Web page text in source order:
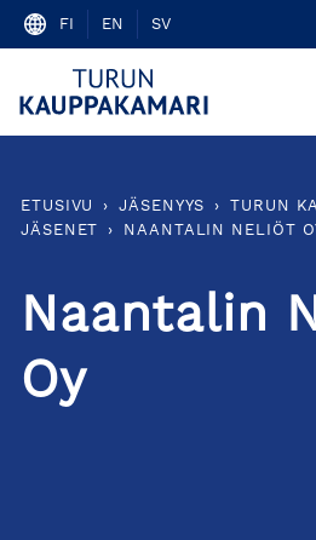
Skip
content
FI EN SV
ETUSIVU › JÄSENYYS ›
TURUN
JÄSENET
› NAANTALIN NELIÖT
Naantalin
Oy